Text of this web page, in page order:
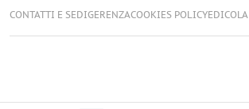
CONTATTI E SEDIGERENZACOOKIES POLICYEDICOLA